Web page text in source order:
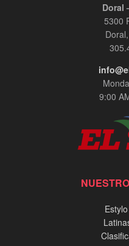
Doral
5300
9:00